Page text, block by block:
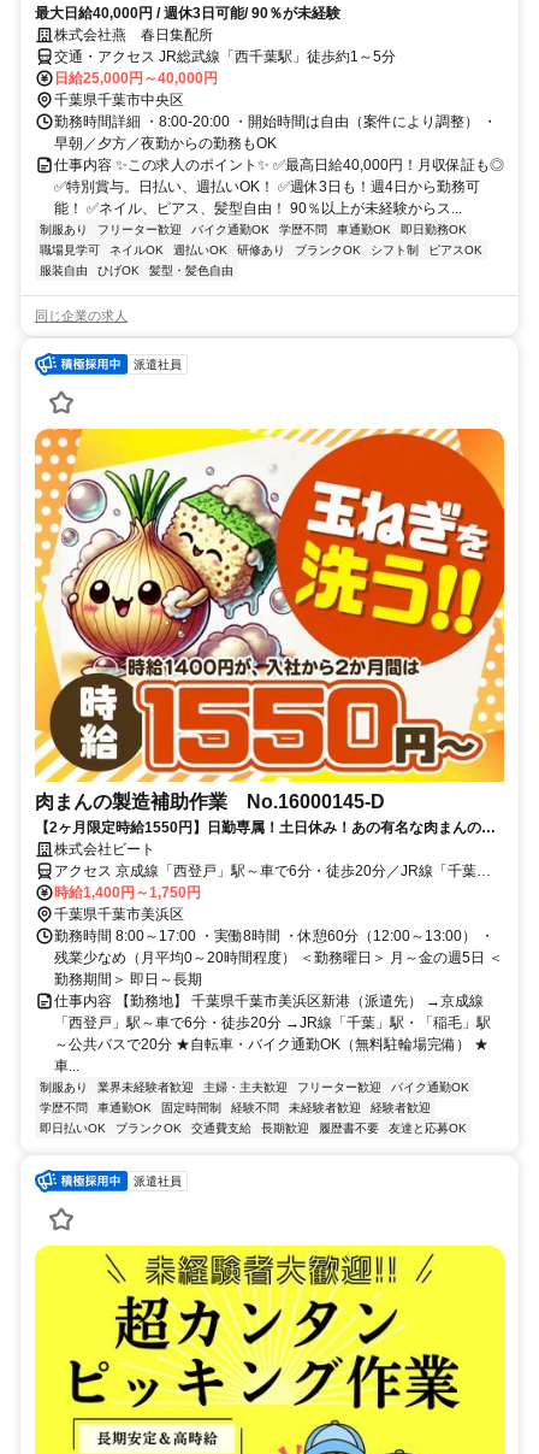
最大日給40,000円 / 週休3日可能/ 90％が未経験
株式会社燕 春日集配所
交通・アクセス JR総武線「西千葉駅」徒歩約1～5分
日給25,000円～40,000円
千葉県千葉市中央区
勤務時間詳細 ・8:00-20:00 ・開始時間は自由（案件により調整） ・
早朝／夕方／夜勤からの勤務もOK
仕事内容 ✨この求人のポイント✨ ✅最高日給40,000円！月収保証も◎
✅特別賞与。日払い、週払いOK！ ✅週休3日も！週4日から勤務可
能！ ✅ネイル、ピアス、髪型自由！ 90％以上が未経験からス...
制服あり フリーター歓迎 バイク通勤OK 学歴不問 車通勤OK
即日勤務OK
職場見学可
ネイルOK 週払いOK 研修あり ブランクOK シフト制
ピアスOK
服装自由
ひげOK 髪型・髪色自由
同じ企業の求人
派遣社員
肉まんの製造補助作業 No.16000145-D
【2ヶ月限定時給1550円】日勤専属！土日休み！あの有名な肉まんの製
造をサポート◎男性中心に活躍中★
株式会社ビート
アクセス 京成線「西登戸」駅～車で6分・徒歩20分／JR線「千葉」
駅・「稲毛」駅～公共バスで20分
時給1,400円～1,750円
千葉県千葉市美浜区
勤務時間 8:00～17:00 ・実働8時間 ・休憩60分（12:00～13:00） ・
残業少なめ（月平均0～20時間程度） ＜勤務曜日＞ 月～金の週5日 ＜
勤務期間＞ 即日～長期
仕事内容 【勤務地】 千葉県千葉市美浜区新港（派遣先） →京成線
「西登戸」駅～車で6分・徒歩20分 →JR線「千葉」駅・「稲毛」駅
～公共バスで20分 ★自転車・バイク通勤OK（無料駐輪場完備） ★
車...
制服あり 業界未経験者歓迎 主婦・主夫歓迎 フリーター歓迎
バイク通勤OK
学歴不問
車通勤OK 固定時間制 経験不問 未経験者歓迎
経験者歓迎
即日払いOK
ブランクOK 交通費支給 長期歓迎 履歴書不要 友達と応募OK
派遣社員